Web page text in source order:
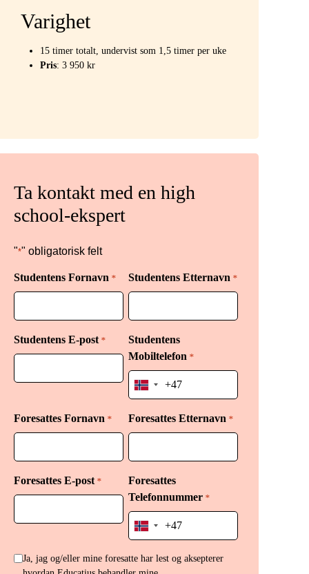
Varighet
15 timer totalt, undervist som 1,5 timer per uke
Pris: 3 950 kr
Ta kontakt med en high
school-ekspert
"*" obligatorisk felt
Studentens Fornavn * Studentens Etternavn *
Studentens E-post *
Studentens
Mobiltelefon *
Norway
+47
Foresattes Fornavn * Foresattes Etternavn *
Foresattes E-post *
Foresattes
Telefonnummer *
Norway
+47
Håndtering
Ja, jag og/eller mine foresatte har lest og aksepterer